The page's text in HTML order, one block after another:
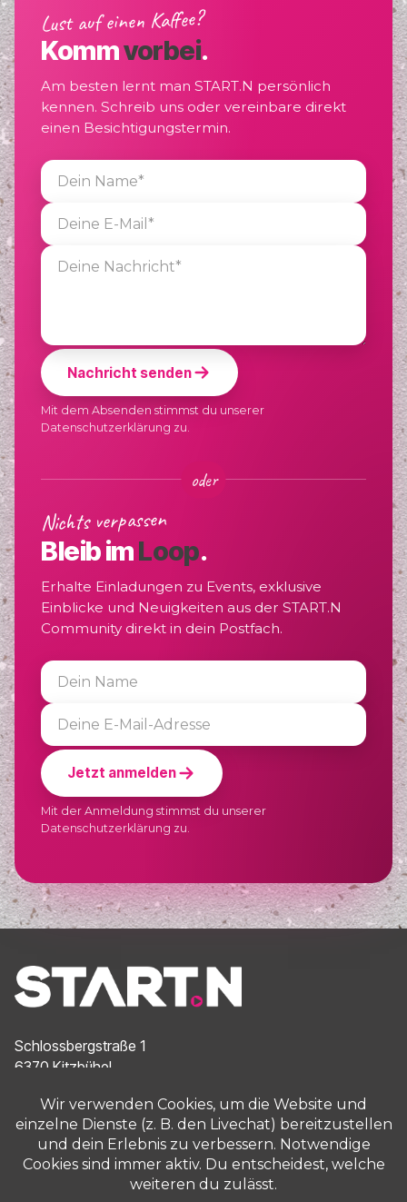
Lust auf einen Kaffee?
Kommvorbei.
Am besten lernt man START.N persönlich
kennen. Schreib uns oder vereinbare direkt
einen Besichtigungstermin.
Nachricht senden
Mit dem Absenden stimmst du unserer
Datenschutzerklärung zu.
oder
Nichts verpassen
Bleib imLoop.
Erhalte Einladungen zu Events, exklusive
Einblicke und Neuigkeiten aus der START.N
Community direkt in dein Postfach.
Jetzt anmelden
Mit der Anmeldung stimmst du unserer
Datenschutzerklärung zu.
Schlossbergstraße 1
6370 Kitzbühel
jetzt@startn.at
+43 664 1416 645